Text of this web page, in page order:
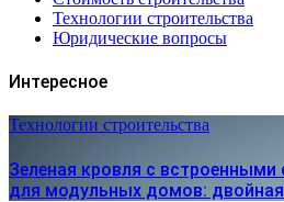
Технологии строительства
Юридические вопросы
Интересное
Технологии строительства
Зеленая кровля с
для модульных домов: